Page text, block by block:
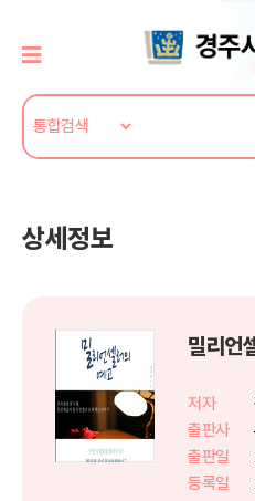
상세정보
밀리언
저자
출판사
출판일
등록일